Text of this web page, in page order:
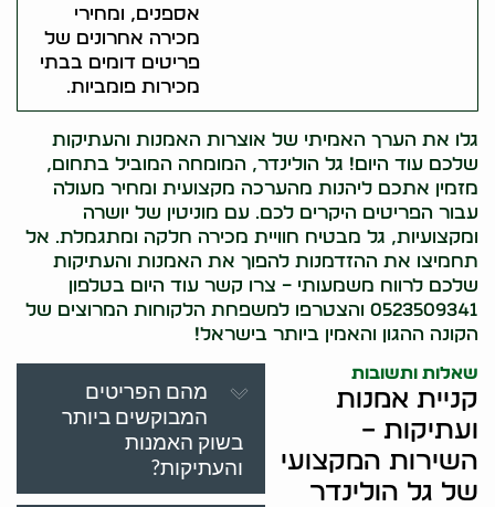
אספנים, ומחירי
מכירה אחרונים של
פריטים דומים בבתי
מכירות פומביות.
גלו את הערך האמיתי של אוצרות האמנות והעתיקות
שלכם עוד היום! גל הולינדר, המומחה המוביל בתחום,
מזמין אתכם ליהנות מהערכה מקצועית ומחיר מעולה
עבור הפריטים היקרים לכם. עם מוניטין של יושרה
ומקצועיות, גל מבטיח חוויית מכירה חלקה ומתגמלת. אל
תחמיצו את ההזדמנות להפוך את האמנות והעתיקות
שלכם לרווח משמעותי – צרו קשר עוד היום בטלפון
0523509341 והצטרפו למשפחת הלקוחות המרוצים של
הקונה ההגון והאמין ביותר בישראל!
שאלות ותשובות
קניית אמנות
ועתיקות –
השירות המקצועי
של גל הולינדר
מהם הפריטים
המבוקשים ביותר
בשוק האמנות
והעתיקות?